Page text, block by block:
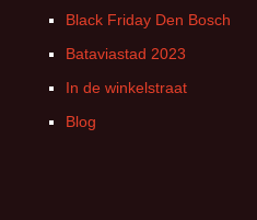
Black Friday Den Bosch
Bataviastad 2023
In de winkelstraat
Blog